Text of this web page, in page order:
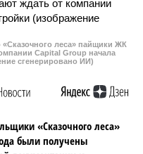
«Сказочного леса» пайщики ЖК
Capital Group начала
сгенерировано ИИ)
«Сказочного леса»
были получены